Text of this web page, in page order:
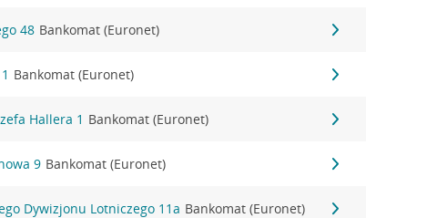
48 Bankomat (Euronet)
Bankomat (Euronet)
Hallera 1 Bankomat (Euronet)
9 Bankomat (Euronet)
Dywizjonu Lotniczego 11a Bankomat (Euronet)